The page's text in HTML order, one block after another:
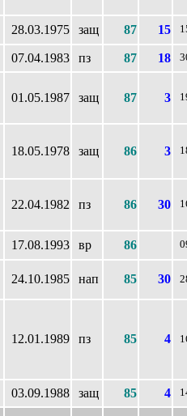
28.03.1975 защ 87 15
07.04.1983 пз 87 18
01.05.1987 защ 87 3
18.05.1978 защ 86 3
22.04.1982 пз 86 30
17.08.1993 вр 86
24.10.1985 нап 85 30
12.01.1989 пз 85 4
03.09.1988 защ 85 4